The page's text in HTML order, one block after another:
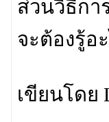
ส่วนวิธีกา
จะต้องรู้อ
เขียนโดย